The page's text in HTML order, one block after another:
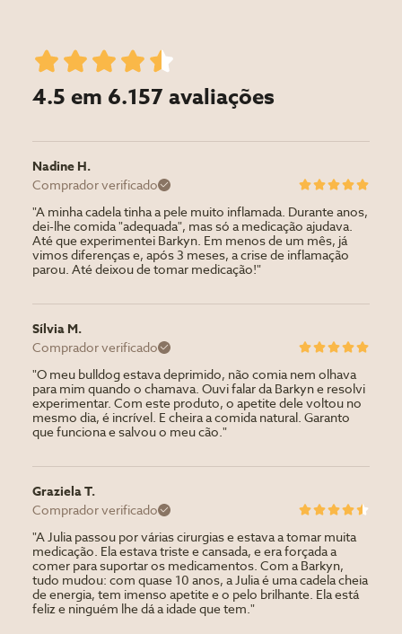
4.5 em 6.157 avaliações
Nadine H.
Comprador verificado
"A minha cadela tinha a pele muito inflamada. Durante anos,
dei-lhe comida "adequada", mas só a medicação ajudava.
Até que experimentei Barkyn. Em menos de um mês, já
vimos diferenças e, após 3 meses, a crise de inflamação
parou. Até deixou de tomar medicação!"
Sílvia M.
Comprador verificado
"O meu bulldog estava deprimido, não comia nem olhava
para mim quando o chamava. Ouvi falar da Barkyn e resolvi
experimentar. Com este produto, o apetite dele voltou no
mesmo dia, é incrível. E cheira a comida natural. Garanto
que funciona e salvou o meu cão."
Graziela T.
Comprador verificado
"A Julia passou por várias cirurgias e estava a tomar muita
medicação. Ela estava triste e cansada, e era forçada a
comer para suportar os medicamentos. Com a Barkyn,
tudo mudou: com quase 10 anos, a Julia é uma cadela cheia
de energia, tem imenso apetite e o pelo brilhante. Ela está
feliz e ninguém lhe dá a idade que tem."